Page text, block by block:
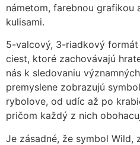
námetom, farebnou grafikou
kulisami.
5-valcový, 3-riadkový formát
ciest, ktoré zachovávajú
nás k sledovaniu
premyslene zobrazujú
rybolove, od udíc až po
pričom každý z nich
Je zásadné, že symbol Wild,